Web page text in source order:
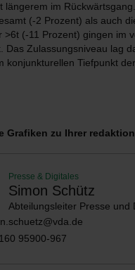
längerem im
(-2 Prozent) als auch
>6t (-11 Prozent) gingen im
Das Zulassungsniveau lag
konjunkturellen Tiefpunkt
Grafiken zu Ihrer
Presse & Digitales
Simon Schütz
Abteilungsleiter Presse und
95900-967